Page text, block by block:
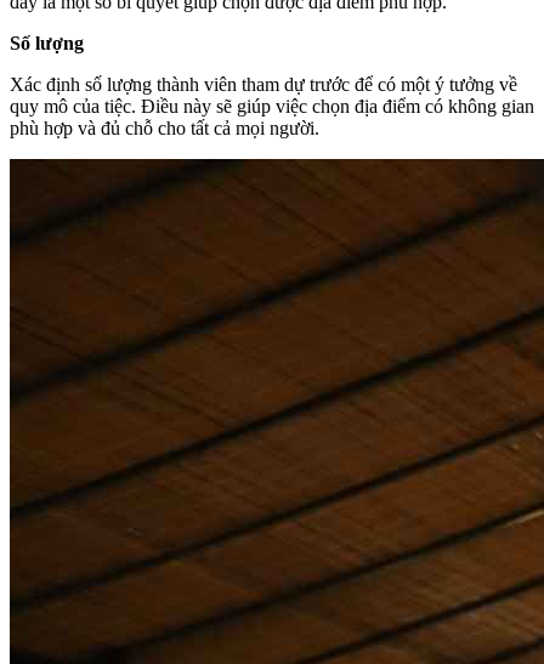
Số lượng
Xác định số lượng thành viên tham dự trước để có một ý tưởng về
quy mô của tiệc. Điều này sẽ giúp việc chọn địa điểm có không gian
phù hợp và đủ chỗ cho tất cả mọi người.